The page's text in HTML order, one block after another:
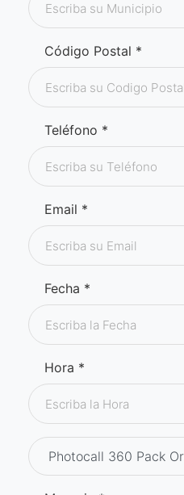
Código Postal *
Teléfono *
Email *
Fecha *
Hora *